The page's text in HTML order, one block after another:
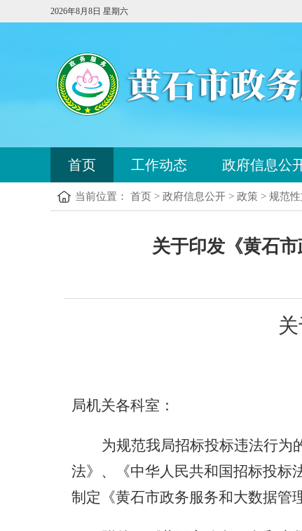
2026年8月8日 星期六
进
入
站
首页 工作动态 政府信息公
当前位置： 首页 > 政府信息公开 > 政策 > 规范
内
关于印发《黄石
局机关各科室：
为规范我局招标投标违法行为
法》、《中华人民共和国招标投标
制定《黄石市政务服务和大数据管